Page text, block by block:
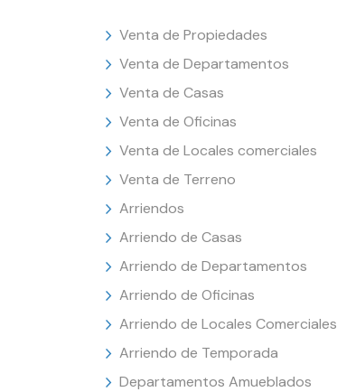
Venta de Propiedades
Venta de Departamentos
Venta de Casas
Venta de Oficinas
Venta de Locales comerciales
Venta de Terreno
Arriendos
Arriendo de Casas
Arriendo de Departamentos
Arriendo de Oficinas
Arriendo de Locales Comerciales
Arriendo de Temporada
Departamentos Amueblados